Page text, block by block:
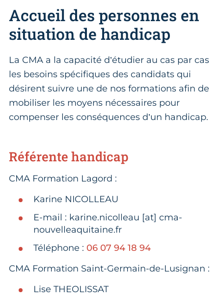
Accueil des personnes en
situation de handicap
La CMA a la capacité d’étudier au cas par cas
les besoins spécifiques des candidats qui
désirent suivre une de nos formations afin de
mobiliser les moyens nécessaires pour
compenser les conséquences d’un handicap.
Référente handicap
CMA Formation Lagord :
Karine NICOLLEAU
E-mail : karine.nicolleau [at] cma-
nouvelleaquitaine.fr
Téléphone : 06 07 94 18 94
CMA Formation Saint-Germain-de-Lusignan :
Lise THEOLISSAT